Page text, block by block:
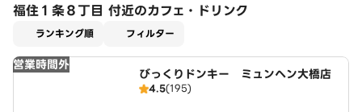
福住１条８丁目 付近のカフェ・ドリンク
ランキング順 フィルター
営業時間外
びっくりドンキー ミュンヘン大橋店
4.5(195)